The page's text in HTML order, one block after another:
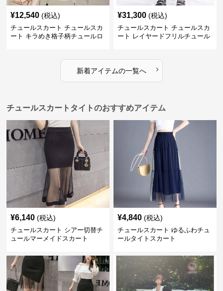
¥12,540 (税込)
チュールスカート チュールスカ
ート キラめき格子柄チュールロ
¥31,300 (税込)
チュールスカート チュールスカ
ート レイヤードフリルチュール
新着アイテムの一覧へ ›
チュールスカートタイトのおすすめアイテム
¥6,140 (税込)
チュールスカート シアー切替チ
ュールマーメイドスカート
¥4,840 (税込)
チュールスカート ゆるふわチュ
ールタイトスカート